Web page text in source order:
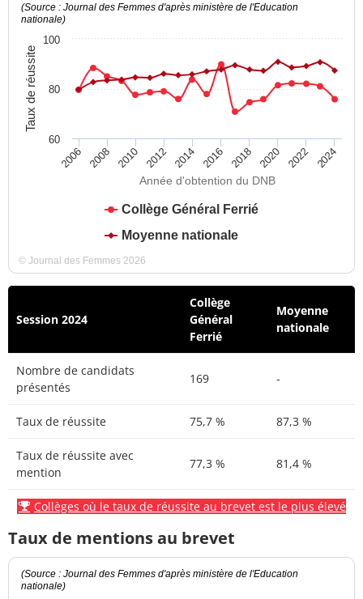
Année d'obtention du DNB
Taux de réussite
(Source : Journal des Femmes d'après ministère de l'Education
nationale)
Collège Général Ferrié
Moyenne nationale
2006 2008 2010 2012 2014 2016 2018 2020 2022 2024
60
80
100
© Journal des Femmes 2026
Session 2024
Collège
Général
Ferrié
Moyenne
nationale
Nombre de candidats
présentés
169 -
Taux de réussite 75,7 % 87,3 %
Taux de réussite avec
mention
77,3 % 81,4 %
Collèges où le taux de réussite au brevet est le plus élevé
Taux de mentions au brevet
(Source : Journal des Femmes d'après ministère de l'Education
nationale)